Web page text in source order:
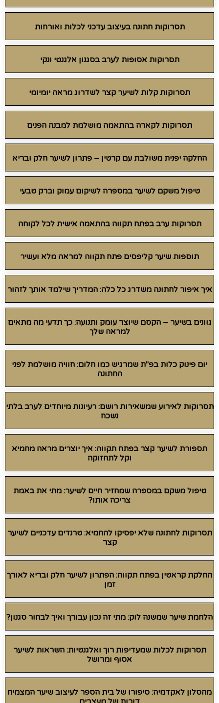
תסרוקות חתונה בעיצוב עדכני לכלות ואורחות
תסרוקות אסופות לערב בסגנון אלגנטי ונקי
תסרוקות קלות לשיער קצר לשדרוג מראה יומיומי
תסרוקות לקארה בהתאמה מושלמת למבנה הפנים
החלקה יפנית משולבת עם קרטין – פתרון לשיער חלק ובריא
טיפול משקם לשיער במספרה לשיקום עמוק וברק טבעי
תסרוקות ערב בפתח תקווה בהתאמה אישית לכל לקוחה
תוספות שיער קליפסים פתח תקווה למראה מלא ועשיר
איך איפור לחתונה משדרג כל כלה: המדריך שילמד אותך לזהור
גוונים בשיער – הקסם שיוצר עומק ותנועה: כך תדעי מה מתאים
למראה שלך
יום פינוק כלות בפ"ת שמרגיש כמו חלום: חוויה מושלמת לפני
החתונה
תסרוקות לאירוע שמשאירות רושם: רעיונות מיוחדים לערב בלתי
נשכח
תספורת לשיער קצר בפתח תקווה: איך יוצרים מראה מחמיא
וקל לתחזוקה
טיפול משקם במספרה שמחזיר חיים לשיער: מתי את באמת
צריכה אותו?
תסרוקות לחתונה שלא יפסיקו להחמיא: טרנדים עדכניים לשיער
קצר
החלקת קראטין בפתח תקווה: הפתרון לשיער חלק ובריא לאורך
זמן
הלחמת שיער שמשנה לוק: מתי זה נכון עבורך ואיך לבחור סגנון?
תסרוקות לכלות שמעדיפות רוך ואלגנטיות: השראות לשיער
אסוף ומרושל
מהסלון לאקדמיה: סיפורו של בית הספר לעיצוב שיער המצמיח